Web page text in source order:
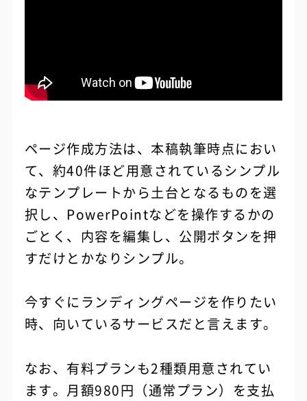
ページ作成方法は、本稿執筆時点におい
て、約40件ほど用意されているシンプル
なテンプレートから土台となるものを選
択し、PowerPointなどを操作するかの
ごとく、内容を編集し、公開ボタンを押
すだけとかなりシンプル。
今すぐにランディングページを作りたい
時、向いているサービスだと言えます。
なお、有料プランも2種類用意されてい
ます。月額980円（通常プラン）を支払